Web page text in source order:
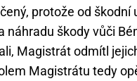
protože od
škody vůči
Magistrát odmítl
Magistrátu tedy